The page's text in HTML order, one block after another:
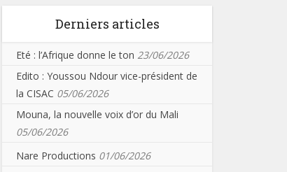
Derniers articles
Eté : l’Afrique donne le ton 23/06/2026
Edito : Youssou Ndour vice-président de
la CISAC 05/06/2026
Mouna, la nouvelle voix d’or du Mali
05/06/2026
Nare Productions 01/06/2026